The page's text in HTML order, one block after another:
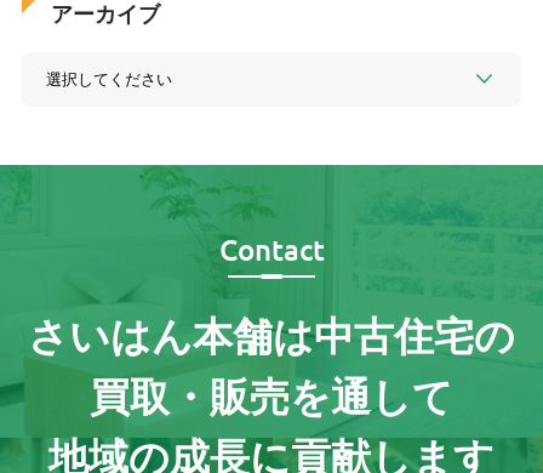
アーカイブ
Contact
さいはん本舗は中古住宅の
買取・販売を通して
地域の成長に貢献します